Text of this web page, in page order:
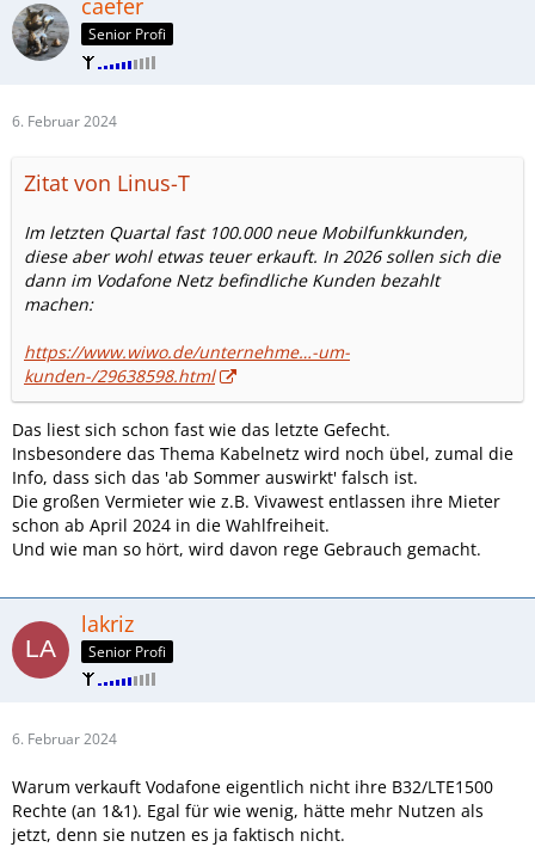
caefer
Senior Profi
6. Februar 2024
Zitat von Linus-T
Im letzten Quartal fast 100.000 neue Mobilfunkkunden,
diese aber wohl etwas teuer erkauft. In 2026 sollen sich die
dann im Vodafone Netz befindliche Kunden bezahlt
machen:
https://www.wiwo.de/unternehme…-um-
kunden-/29638598.html
Das liest sich schon fast wie das letzte Gefecht.
Insbesondere das Thema Kabelnetz wird noch übel, zumal die
Info, dass sich das 'ab Sommer auswirkt' falsch ist.
Die großen Vermieter wie z.B. Vivawest entlassen ihre Mieter
schon ab April 2024 in die Wahlfreiheit.
Und wie man so hört, wird davon rege Gebrauch gemacht.
lakriz
Senior Profi
6. Februar 2024
Warum verkauft Vodafone eigentlich nicht ihre B32/LTE1500
Rechte (an 1&1). Egal für wie wenig, hätte mehr Nutzen als
jetzt, denn sie nutzen es ja faktisch nicht.